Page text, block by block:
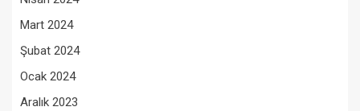
Mart 2024
Şubat 2024
Ocak 2024
Aralık 2023